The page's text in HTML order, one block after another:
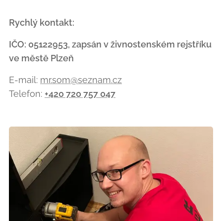
Rychlý kontakt:
IČO: 05122953, zapsán v živnostenském rejstříku
ve městě Plzeň
E-mail: mr.som@seznam.cz
Telefon: +420 720 757 047